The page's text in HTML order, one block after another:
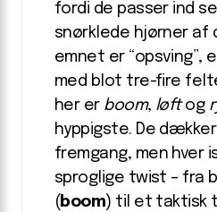
fordi de passer ind
snørklede hjørner af
emnet er “opsving”,
med blot tre-fire
her er boom, løftog
hyppigste. De
fremgang, men hver
sproglige twist – fra
( boom) til et taktisk